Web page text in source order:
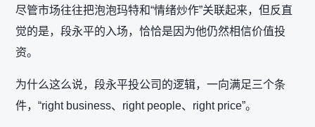
尽管市场往往把泡泡玛特和“情绪炒作”关联起来，但反直
觉的是，段永平的入场，恰恰是因为他仍然相信价值投
资。
为什么这么说，段永平投公司的逻辑，一向满足三个条
件，“right business、right people、right price”。